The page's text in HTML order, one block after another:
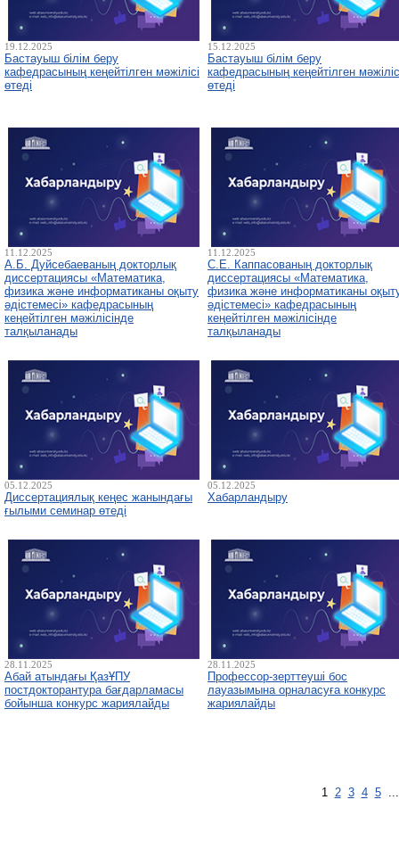
19.12.2025
Бастауыш білім беру
кафедрасының кеңейтілген мәжілісі
өтеді
15.12.2025
Бастауыш білім беру
кафедрасының кеңейтілген
өтеді
11.12.2025
А.Б. Дуйсебаеваның докторлық
диссертациясы «Математика,
физика және информатиканы оқыту
әдістемесі» кафедрасының
кеңейтілген мәжілісінде
талқыланады
11.12.2025
С.Е. Каппасованың докторлық
диссертациясы «Математика,
физика және информатиканы
әдістемесі» кафедрасының
кеңейтілген мәжілісінде
талқыланады
05.12.2025
Диссертациялық кеңес жанындағы
ғылыми семинар өтеді
05.12.2025
Хабарландыру
28.11.2025
Абай атындағы ҚазҰПУ
постдокторантура бағдарламасы
бойынша конкурс жариялайды
28.11.2025
Профессор-зерттеуші бос
лауазымына орналасуға конкурс
жариялайды
1 2 3 4 5